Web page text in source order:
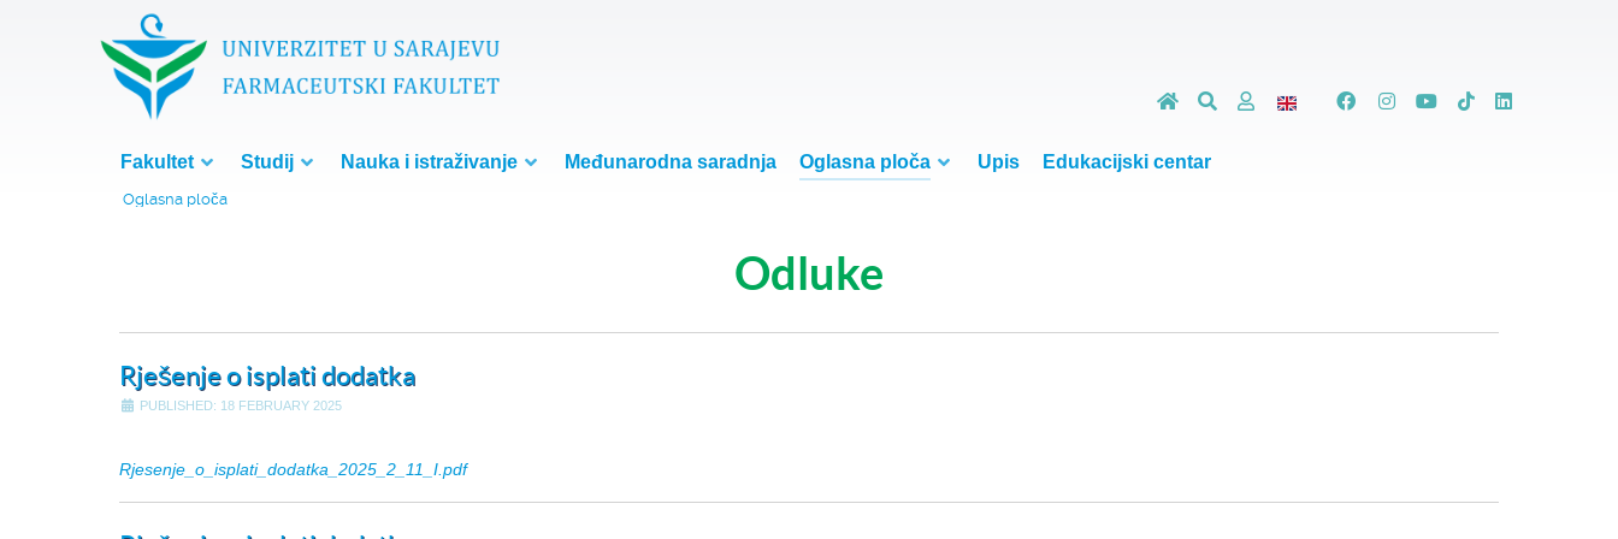
Fakultet Studij Nauka i istraživanje Međunarodna saradnja Oglasna ploča Upis Edukacijski centar
Oglasna ploča
Odluke
Rješenje o isplati dodatka
PUBLISHED: 18 FEBRUARY 2025
Rjesenje_o_isplati_dodatka_2025_2_11_I.pdf